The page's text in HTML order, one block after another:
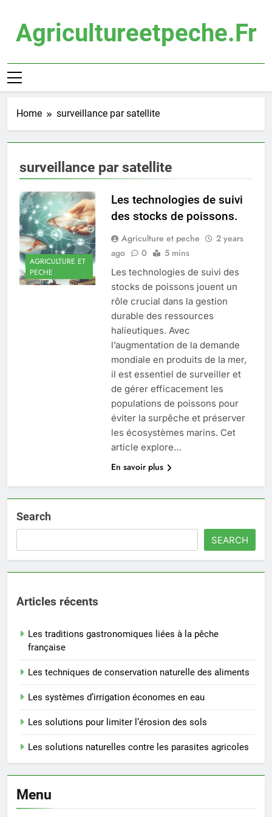
contentAgricultureetpeche.fr
Home surveillance par satellite
surveillance par satellite
AGRICULTURE ET
PECHE
Les technologies de suivi
des stocks de poissons.
Agriculture et peche
2 years
ago
0 5 mins
Les technologies de suivi des
stocks de poissons jouent un
rôle crucial dans la gestion
durable des ressources
halieutiques. Avec
l’augmentation de la demande
mondiale en produits de la mer,
il est essentiel de surveiller et
de gérer efficacement les
populations de poissons pour
éviter la surpêche et préserver
les écosystèmes marins. Cet
article explore…
En savoir plus
Search
SEARCH
Articles récents
Les traditions gastronomiques liées à la pêche
française
Les techniques de conservation naturelle des aliments
Les systèmes d’irrigation économes en eau
Les solutions pour limiter l’érosion des sols
Les solutions naturelles contre les parasites agricoles
Menu